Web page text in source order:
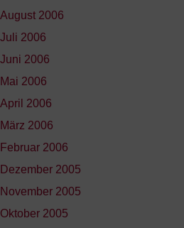
August 2006
Juli 2006
Juni 2006
Mai 2006
April 2006
März 2006
Februar 2006
Dezember 2005
November 2005
Oktober 2005